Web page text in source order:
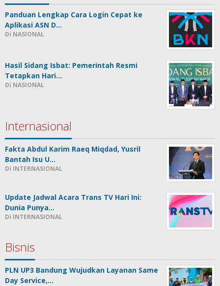
Panduan Lengkap Cara Login Cepat ke
Aplikasi ASN D…
Di NASIONAL
Hasil Sidang Isbat: Pemerintah Resmi
Tetapkan Hari…
Di NASIONAL
Internasional
Fakta Abdul Karim Raeq Miqdad, Yusril
Bantah Isu U…
Di INTERNASIONAL
Update Jadwal Acara Trans TV Hari Ini:
Dunia Punya…
Di INTERNASIONAL
Bisnis
PLN UP3 Bandung Wujudkan Layanan Same
Day Service,…